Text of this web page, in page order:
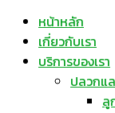
หน้าหลัก
เกี่ยวกับเรา
บริการของเรา
ปลวกแ
ลู